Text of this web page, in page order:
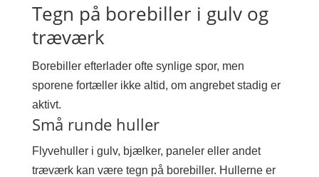
Tegn på borebiller i gulv og
træværk
Borebiller efterlader ofte synlige spor, men
sporene fortæller ikke altid, om angrebet stadig er
aktivt.
Små runde huller
Flyvehuller i gulv, bjælker, paneler eller andet
træværk kan være tegn på borebiller. Hullerne er